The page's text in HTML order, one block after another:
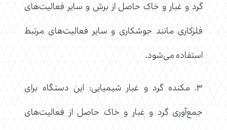
گرد و غبار و خاک حاصل از برش و سایر فعالیت‌های
فلزکاری مانند جوشکاری و سایر فعالیت‌های مرتبط
استفاده می‌شود.
۳. مکنده گرد و غبار شیمیایی: این دستگاه برای
جمع‌آوری گرد و غبار و خاک حاصل از فعالیت‌های